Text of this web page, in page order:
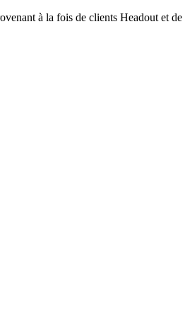
à la fois de clients Headout et